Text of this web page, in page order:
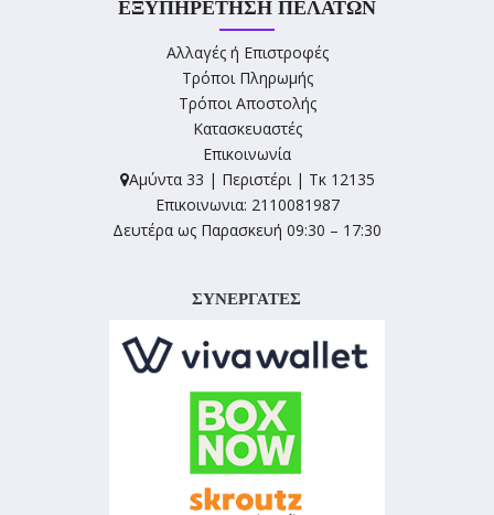
ΕΞΥΠΗΡΈΤΗΣΗ ΠΕΛΑΤΏΝ
Αλλαγές ή Επιστροφές
Τρόποι Πληρωμής
Τρόποι Αποστολής
Κατασκευαστές
Επικοινωνία
Αμύντα 33 | Περιστέρι | Τκ 12135
Επικοινωνια: 2110081987
Δευτέρα ως Παρασκευή 09:30 – 17:30
ΣΥΝΕΡΓΑΤΕΣ